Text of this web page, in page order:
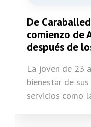
De
comienzo de
después de
La joven de 23
bienestar de
servicios como